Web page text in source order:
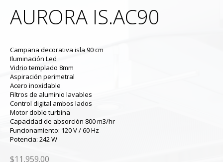
AURORA IS.AC90
Campana decorativa isla 90 cm
Iluminación Led
Vidrio templado 8mm
Aspiración perimetral
Acero inoxidable
Filtros de aluminio lavables
Control digital ambos lados
Motor doble turbina
Capacidad de absorción 800 m3/hr
Funcionamiento: 120 V / 60 Hz
Potencia: 242 W
$11,959.00